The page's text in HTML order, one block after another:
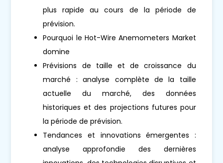
plus rapide au cours de la période de
prévision.
Pourquoi le Hot-Wire Anemometers Market
domine
Prévisions de taille et de croissance du
marché : analyse complète de la taille
actuelle du marché, des données
historiques et des projections futures pour
la période de prévision.
Tendances et innovations émergentes :
analyse approfondie des dernières